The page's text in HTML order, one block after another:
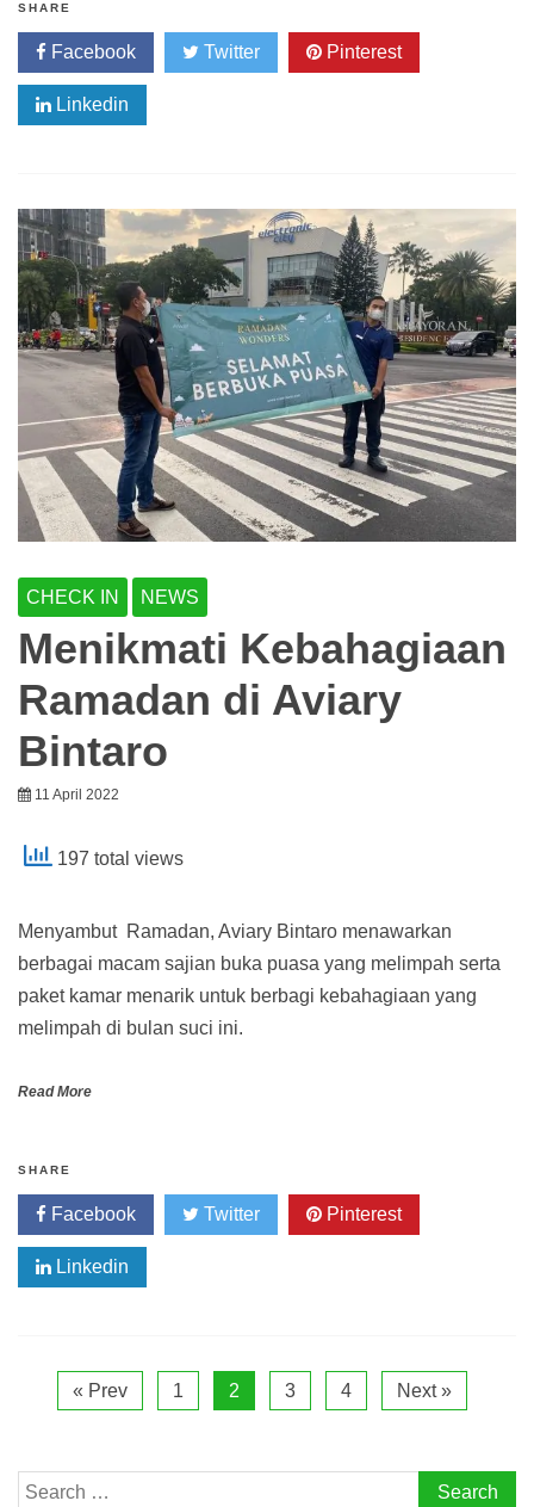
SHARE
Facebook Twitter Pinterest
Linkedin
CHECK IN NEWS
Menikmati Kebahagiaan
Ramadan di Aviary
Bintaro
11 April 2022
197 total views
Menyambut Ramadan, Aviary Bintaro menawarkan
berbagai macam sajian buka puasa yang melimpah serta
paket kamar menarik untuk berbagi kebahagiaan yang
melimpah di bulan suci ini.
Read More
SHARE
Facebook Twitter Pinterest
Linkedin
« Prev 1 2 3 4 Next »
Search